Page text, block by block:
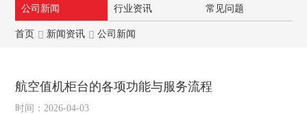
公司新闻 行业资讯 常见问题
首页 新闻资讯 公司新闻
航空值机柜台的各项功能与服务流程
时间：2026-04-03